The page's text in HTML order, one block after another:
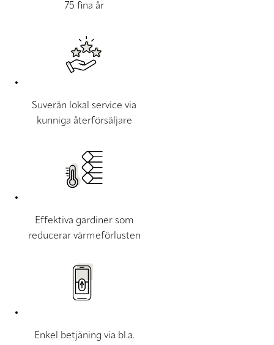
75 fina år
Suverän lokal service via
kunniga återförsäljare
Effektiva gardiner som
reducerar värmeförlusten
Enkel betjäning via bl.a.